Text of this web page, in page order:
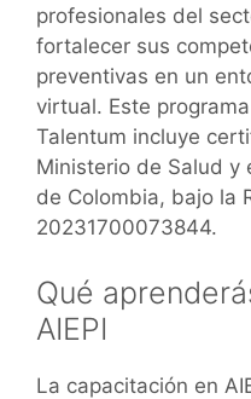
profesionales del
fortalecer sus
preventivas en un
virtual. Este
Talentum incluye
Ministerio de Salud y
de Colombia, bajo la
20231700073844.
Qué
AIEPI
La capacitación en